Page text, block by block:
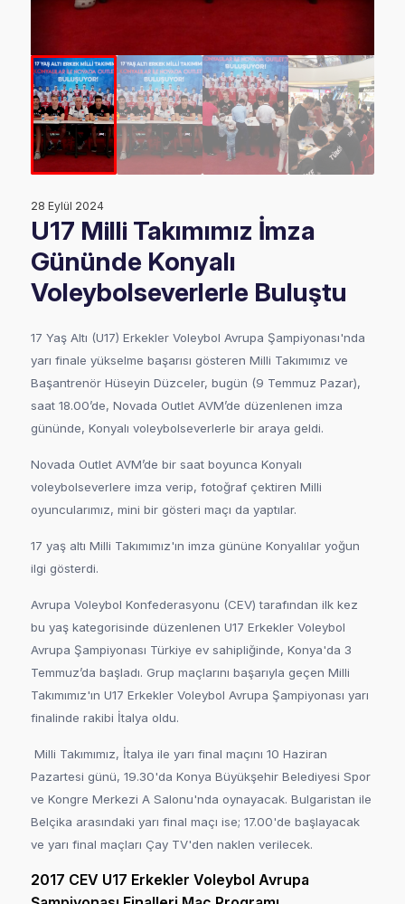
28 Eylül 2024
U17 Milli Takımımız İmza
Gününde Konyalı
Voleybolseverlerle Buluştu
17 Yaş Altı (U17) Erkekler Voleybol Avrupa Şampiyonası'nda
yarı finale yükselme başarısı gösteren Milli Takımımız ve
Başantrenör Hüseyin Düzceler, bugün (9 Temmuz Pazar),
saat 18.00’de, Novada Outlet AVM’de düzenlenen imza
gününde, Konyalı voleybolseverlerle bir araya geldi.
Novada Outlet AVM’de bir saat boyunca Konyalı
voleybolseverlere imza verip, fotoğraf çektiren Milli
oyuncularımız, mini bir gösteri maçı da yaptılar.
17 yaş altı Milli Takımımız'ın imza gününe Konyalılar yoğun
ilgi gösterdi.
Avrupa Voleybol Konfederasyonu (CEV) tarafından ilk kez
bu yaş kategorisinde düzenlenen U17 Erkekler Voleybol
Avrupa Şampiyonası Türkiye ev sahipliğinde, Konya'da 3
Temmuz’da başladı. Grup maçlarını başarıyla geçen Milli
Takımımız'ın U17 Erkekler Voleybol Avrupa Şampiyonası yarı
finalinde rakibi İtalya oldu.
Milli Takımımız, İtalya ile yarı final maçını 10 Haziran
Pazartesi günü, 19.30'da Konya Büyükşehir Belediyesi Spor
ve Kongre Merkezi A Salonu'nda oynayacak. Bulgaristan ile
Belçika arasındaki yarı final maçı ise; 17.00'de başlayacak
ve yarı final maçları Çay TV'den naklen verilecek.
2017 CEV U17 Erkekler Voleybol Avrupa